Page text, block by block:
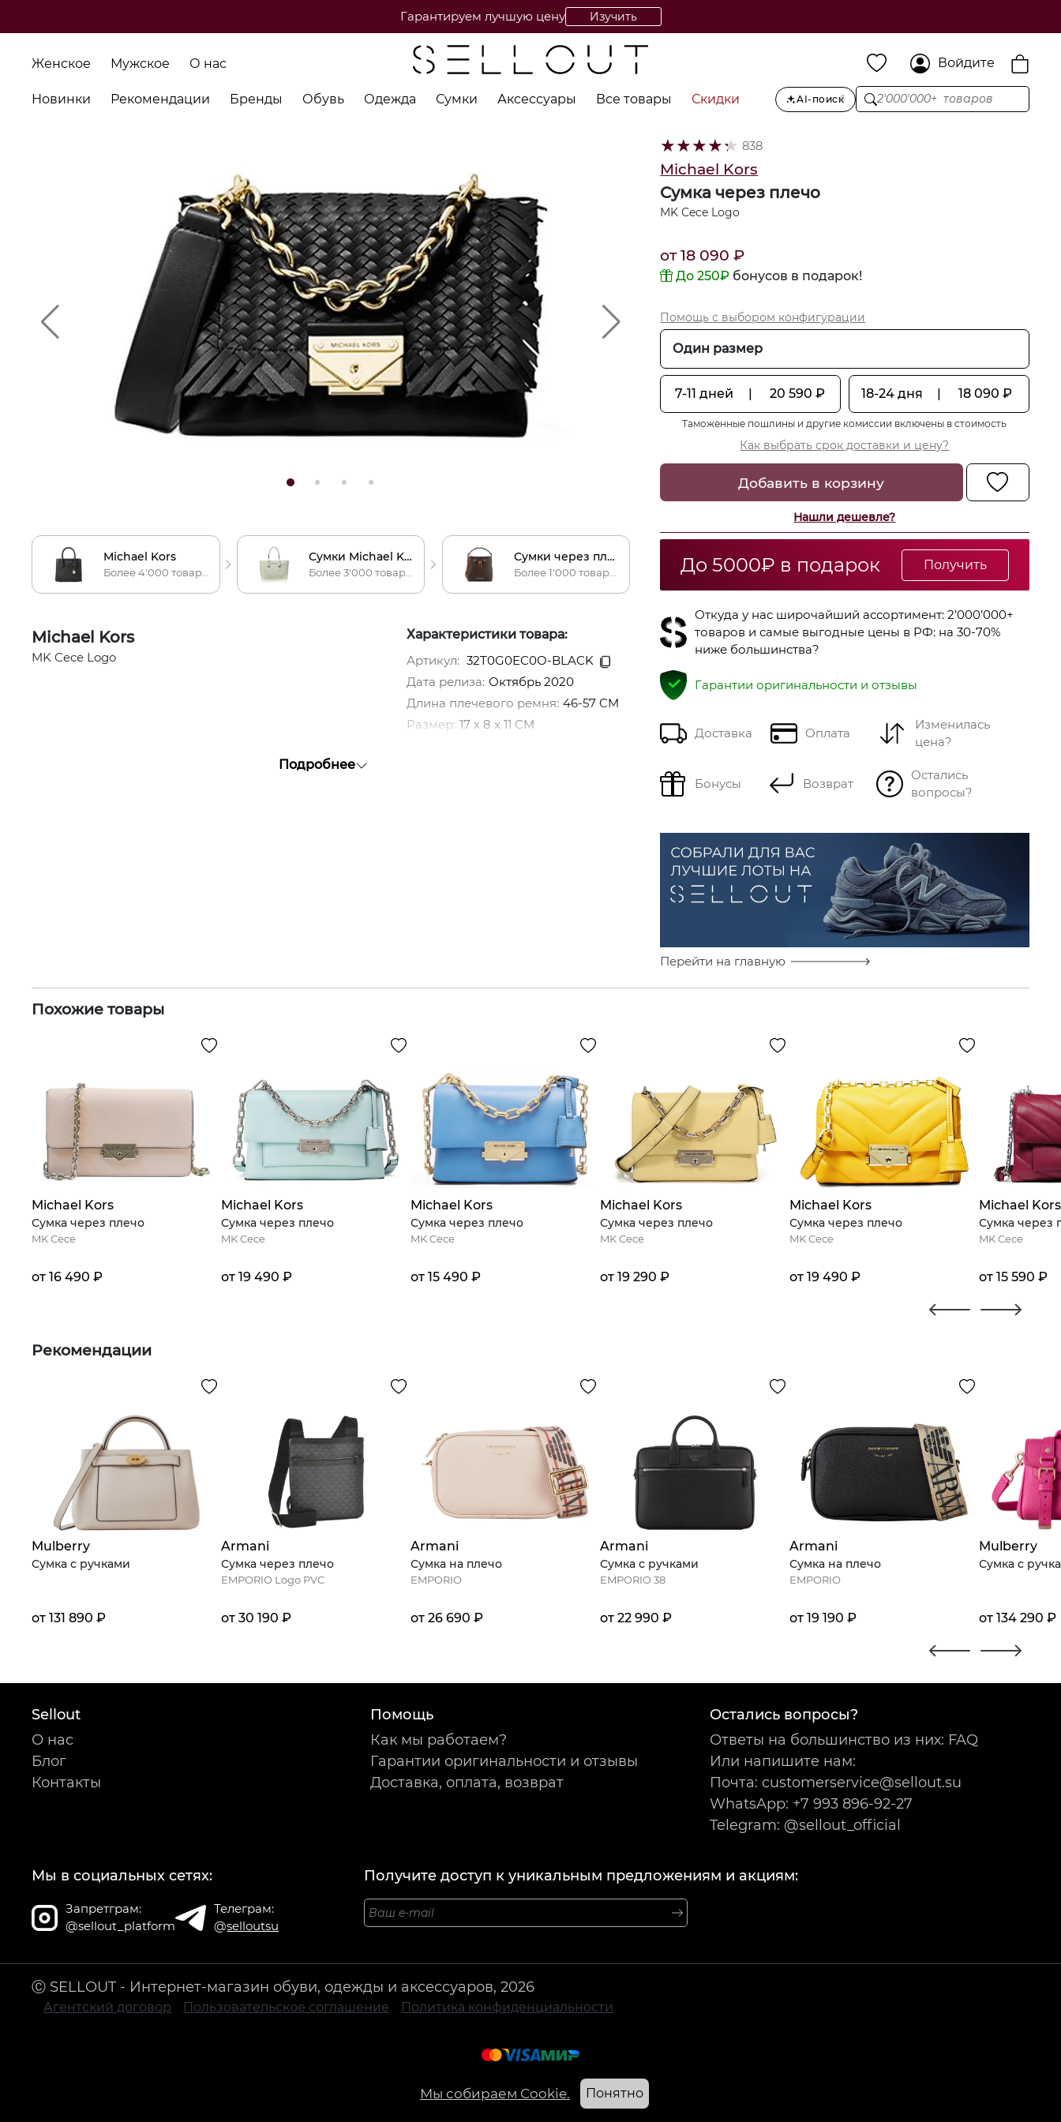
Гарантируем лучшую цену Изучить
Женское Мужское О нас Войдите
Новинки Рекомендации Бренды Обувь Одежда Сумки Аксессуары Все товары Скидки AI-поискβ 2'000'000+ товаров
Michael Kors Сумки Michael Kors Сумки через плечо Michael Kors
Michael Kors
MK Cece Logo
Характеристики товара:
Артикул: 32T0G0EC0O-BLACK
Дата релиза: Октябрь 2020
Длина плечевого ремня: 46-57 CM
Размер: 17 x 8 x 11 CM
Подробнее
★★★★★ 838
Michael Kors
Сумка через плечо
MK Cece Logo
от18 090 ₽
До 250₽ бонусов в подарок!
Помощь с выбором конфигурации
Один размер
7-11 дней | 20 590 ₽ 18-24 дня | 18 090 ₽
Таможенные пошлины и другие комиссии включены в стоимость
Как выбрать срок доставки и цену?
Добавить в корзину
Нашли дешевле?
До 5000₽ в подарок Получить
Откуда у нас широчайший ассортимент: 2’000’000+
товаров и самые выгодные цены в РФ: на 30-70%
ниже большинства?
Гарантии оригинальности и отзывы
Доставка Оплата
Изменилась
цена?
Бонусы Возврат
Остались
вопросы?
Перейти на главную
Похожие товары
Michael Kors
Сумка через плечо
MK Cece
от 16 490 ₽
Michael Kors
Сумка через плечо
MK Cece
от 19 490 ₽
Michael Kors
Сумка через плечо
MK Cece
от 15 490 ₽
Michael Kors
Сумка через плечо
MK Cece
от 19 290 ₽
Michael Kors
Сумка через плечо
MK Cece
от 19 490 ₽
Michael Kors
Сумка через
MK Cece
от 15 590 ₽
Рекомендации
Mulberry
Сумка с ручками
от 131 890 ₽
Armani
Сумка через плечо
EMPORIO Logo PVC
от 30 190 ₽
Armani
Сумка на плечо
EMPORIO
от 26 690 ₽
Armani
Сумка с ручками
EMPORIO 38
от 22 990 ₽
Armani
Сумка на плечо
EMPORIO
от 19 190 ₽
Mulberry
Сумка с
от 134 290 ₽
Sellout
О нас
Блог
Контакты
Помощь
Как мы работаем?
Гарантии оригинальности и отзывы
Доставка, оплата, возврат
Остались вопросы?
Ответы на большинство из них: FAQ
Или напишите нам:
Почта: customerservice@sellout.su
WhatsApp: +7 993 896-92-27
Telegram: @sellout_official
Мы в социальных сетях:
Запретграм:
@sellout_platform
Телеграм:
@selloutsu
Получите доступ к уникальным предложениям и акциям:
Ⓒ SELLOUT - Интернет-магазин обуви, одежды и аксессуаров, 2026
Агентский договор Пользовательское соглашение Политика конфиденциальности
Мы собираем Cookie. Понятно